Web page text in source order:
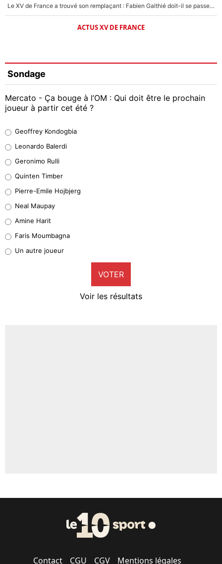
Le XV de France a trouvé son remplaçant : Fabien Galthié doit-il se passer d'Antoine Dupont ?
ACTUS XV DE FRANCE
Sondage
Mercato - Ça bouge à l’OM : Qui doit être le prochain
joueur à partir cet été ?
38%
32%
5%
1%
9%
Geoffrey Kondogbia
Leonardo Balerdi
Geronimo Rulli
Quinten Timber
Pierre-Emile Hojbjerg
Neal Maupay
Amine Harit
Faris Moumbagna
Un autre joueur
VOTER
Voir les résultats
Contact CGU CGV Mentions légales